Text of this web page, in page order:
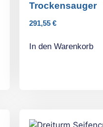
Trockensauger
291,55 €
In den Warenkorb